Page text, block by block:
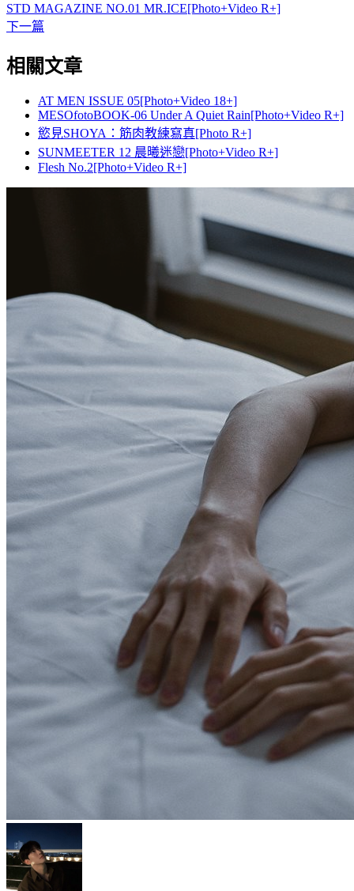
STD MAGAZINE NO.01 MR.ICE[Photo+Video R+]
下一篇
相關文章
AT MEN ISSUE 05[Photo+Video 18+]
MESOfotoBOOK-06 Under A Quiet Rain[Photo+Video R+]
慾見SHOYA：筋肉教練寫真[Photo R+]
SUNMEETER 12 晨曦迷戀[Photo+Video R+]
Flesh No.2[Photo+Video R+]